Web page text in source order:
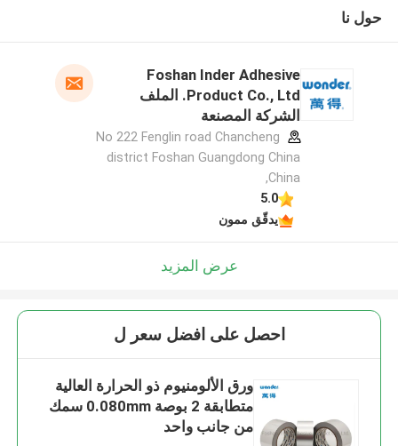
حول نا
Foshan Inder Adhesive
Product Co., Ltd. الملف
الشركة المصنعة
No 222 Fenglin road Chancheng
district Foshan Guangdong China
,China
5.0
يدقّق ممون
عرض المزيد
احصل على افضل سعر ل
ورق الألومنيوم ذو الحرارة العالية
متطابقة 2 بوصة 0.080mm سمك
من جانب واحد